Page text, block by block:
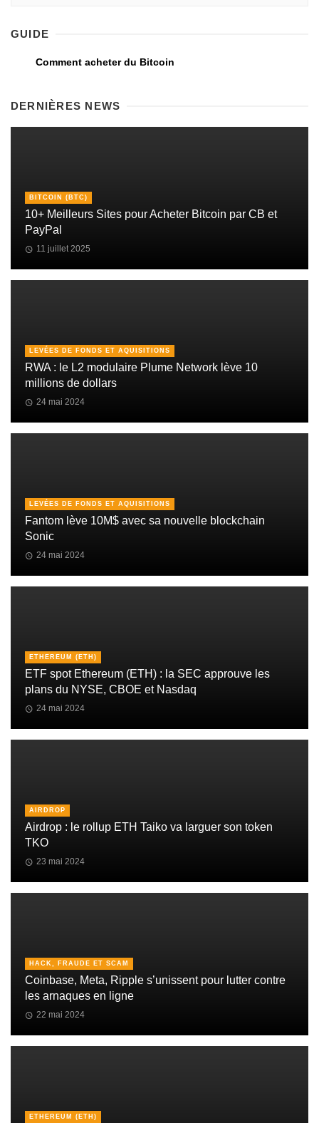
GUIDE
Comment acheter du Bitcoin
DERNIÈRES NEWS
BITCOIN (BTC)
10+ Meilleurs Sites pour Acheter Bitcoin par CB et
PayPal
11 juillet 2025
LEVÉES DE FONDS ET AQUISITIONS
RWA : le L2 modulaire Plume Network lève 10
millions de dollars
24 mai 2024
LEVÉES DE FONDS ET AQUISITIONS
Fantom lève 10M$ avec sa nouvelle blockchain
Sonic
24 mai 2024
ETHEREUM (ETH)
ETF spot Ethereum (ETH) : la SEC approuve les
plans du NYSE, CBOE et Nasdaq
24 mai 2024
AIRDROP
Airdrop : le rollup ETH Taiko va larguer son token
TKO
23 mai 2024
HACK, FRAUDE ET SCAM
Coinbase, Meta, Ripple s’unissent pour lutter contre
les arnaques en ligne
22 mai 2024
ETHEREUM (ETH)